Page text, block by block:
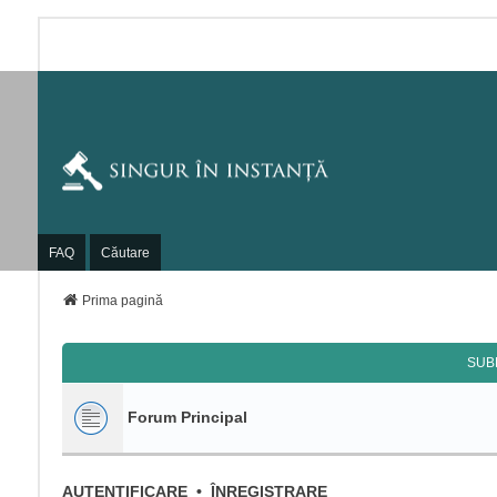
FAQ Căutare
Prima pagină
Forum Principal
AUTENTIFICARE• ÎNREGISTRARE